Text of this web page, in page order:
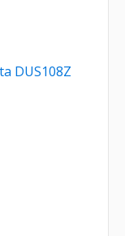
DUS108Z